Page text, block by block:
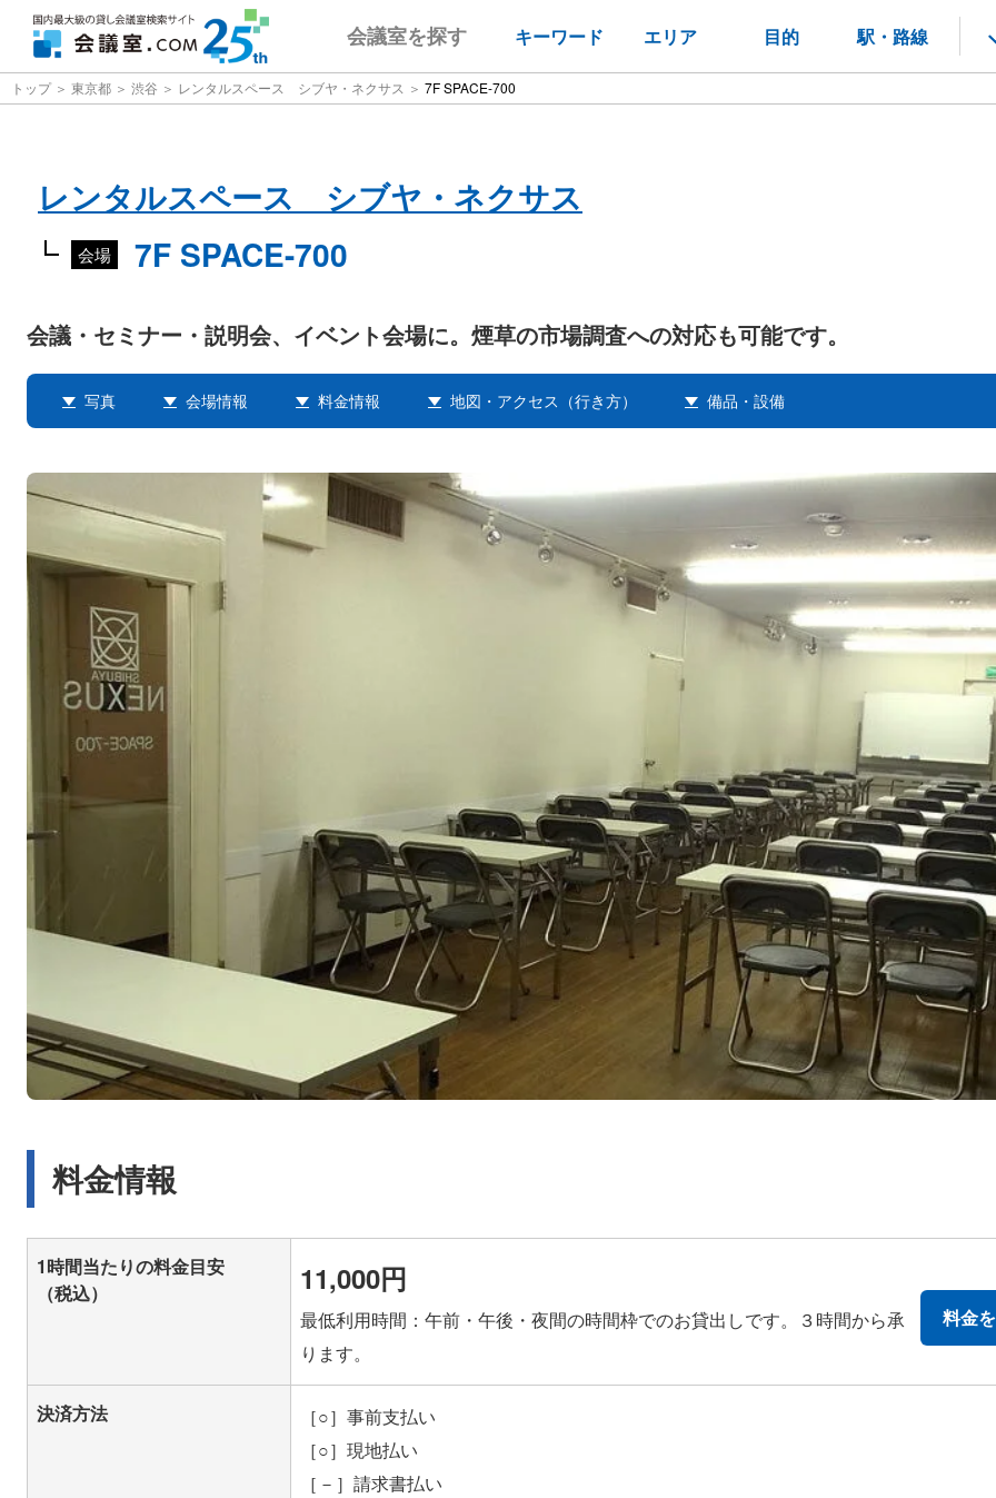
会議室を探す キーワード エリア 目的 駅・路線
トップ 東京都 渋谷 レンタルスペース シブヤ・ネクサス 7F SPACE-700
レンタルスペース シブヤ・ネクサス
会場 7F SPACE-700
会議・セミナー・説明会、イベント会場に。煙草の市場調査への対応も可能です。
写真 会場情報 料金情報 地図・アクセス（行き方） 備品・設備
料金情報
1時間当たりの料金目安
（税込）
11,000円
最低利用時間：午前・午後・夜間の時間枠でのお貸出しです。３時間から承
ります。
料金
決済方法
［○］事前支払い
［○］現地払い
［－］請求書払い